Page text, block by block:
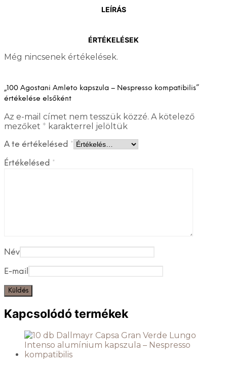
LEÍRÁS
ÉRTÉKELÉSEK
Még nincsenek értékelések.
„100 Agostani Amleto kapszula – Nespresso kompatibilis”
értékelése elsőként
Az e-mail címet nem tesszük közzé. A kötelező
mezőket * karakterrel jelöltük
A te értékelésed *
Értékelésed *
Név
E-mail
Kapcsolódó termékek